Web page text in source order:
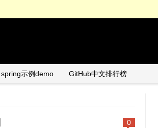
spring示例demo GitHub中文排行榜
0